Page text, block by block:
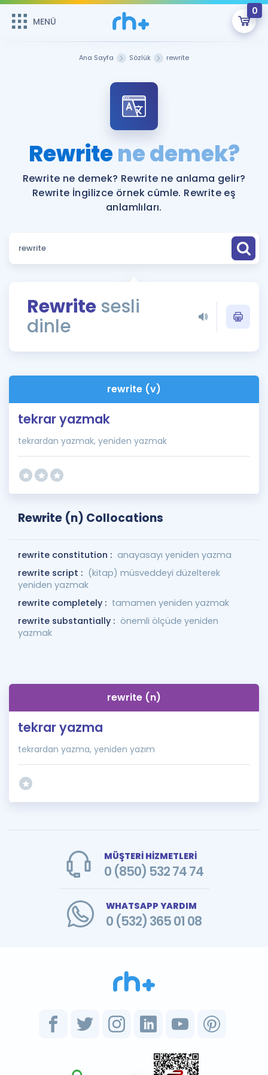
MENÜ
0
ÜYE DEĞİLİM
Sepetin Şu An Boş.
Remzi Hoca ile seni sınava hazırlayacak onlarca eğitim seni
bekliyor!
MENÜ
Faydalı Araçlar
Sözlük
Rehberlik Aracı
ÖSYM Sınav Takvimi
İngilizce Gramer
Hakkımızda
Ana Sayfa Sözlük rewrite
Rewritene demek?
Rewrite ne demek? Rewrite ne anlama gelir?
Rewrite İngilizce örnek cümle. Rewrite eş
anlamlıları.
Rewrite sesli
dinle
rewrite (v)
tekrar yazmak
tekrardan yazmak, yeniden yazmak
Rewrite (n) Collocations
rewrite constitution : anayasayı yeniden yazma
rewrite script : (kitap) müsveddeyi düzelterek
yeniden yazmak
rewrite completely : tamamen yeniden yazmak
rewrite substantially : önemli ölçüde yeniden
yazmak
rewrite (n)
tekrar yazma
tekrardan yazma, yeniden yazım
MÜŞTERİ HİZMETLERİ
0 (850) 532 74 74
WHATSAPP YARDIM
0 (532) 365 01 08